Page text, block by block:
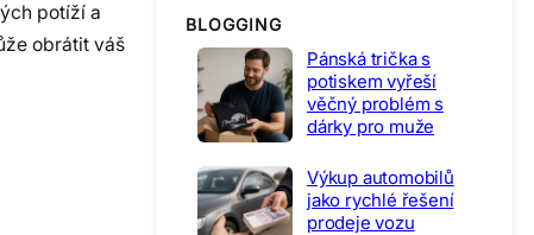
potíží a
obrátit váš
BLOGGING
Pánská trička s
potiskem vyřeší
věčný problém s
dárky pro muže
Výkup automobilů
jako rychlé řešení
prodeje vozu